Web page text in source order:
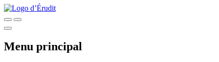
Menu principal